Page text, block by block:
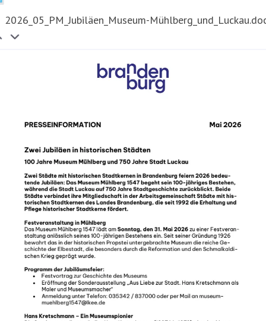
2026_05_PM_Jubiläen_Museum-